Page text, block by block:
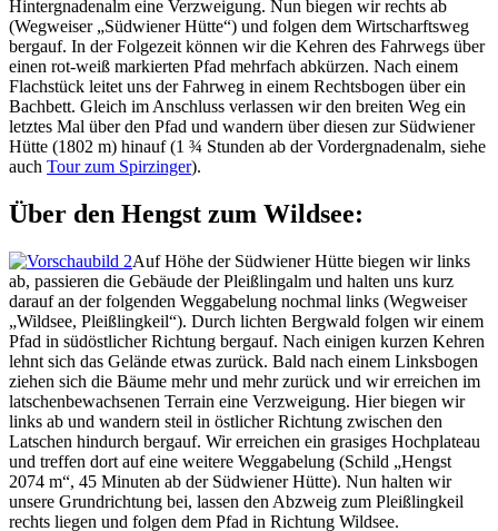
Hintergnadenalm eine Verzweigung. Nun biegen wir rechts ab
(Wegweiser „Südwiener Hütte“) und folgen dem Wirtscharftsweg
bergauf. In der Folgezeit können wir die Kehren des Fahrwegs über
einen rot-weiß markierten Pfad mehrfach abkürzen. Nach einem
Flachstück leitet uns der Fahrweg in einem Rechtsbogen über ein
Bachbett. Gleich im Anschluss verlassen wir den breiten Weg ein
letztes Mal über den Pfad und wandern über diesen zur Südwiener
Hütte (1802 m) hinauf (1 ¾ Stunden ab der Vordergnadenalm, siehe
auch Tour zum Spirzinger).
Über den Hengst zum Wildsee:
Auf Höhe der Südwiener Hütte biegen wir links
ab, passieren die Gebäude der Pleißlingalm und halten uns kurz
darauf an der folgenden Weggabelung nochmal links (Wegweiser
„Wildsee, Pleißlingkeil“). Durch lichten Bergwald folgen wir einem
Pfad in südöstlicher Richtung bergauf. Nach einigen kurzen Kehren
lehnt sich das Gelände etwas zurück. Bald nach einem Linksbogen
ziehen sich die Bäume mehr und mehr zurück und wir erreichen im
latschenbewachsenen Terrain eine Verzweigung. Hier biegen wir
links ab und wandern steil in östlicher Richtung zwischen den
Latschen hindurch bergauf. Wir erreichen ein grasiges Hochplateau
und treffen dort auf eine weitere Weggabelung (Schild „Hengst
2074 m“, 45 Minuten ab der Südwiener Hütte). Nun halten wir
unsere Grundrichtung bei, lassen den Abzweig zum Pleißlingkeil
rechts liegen und folgen dem Pfad in Richtung Wildsee.